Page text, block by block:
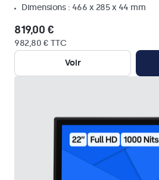
Dimensions : 466 x 285 x 44 mm
819,00 €
982,80 € TTC
Voir